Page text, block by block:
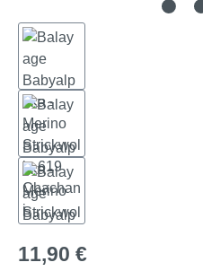
Regulärer Preis:
11,90 €